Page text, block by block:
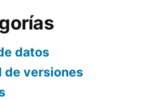
datos
de versiones